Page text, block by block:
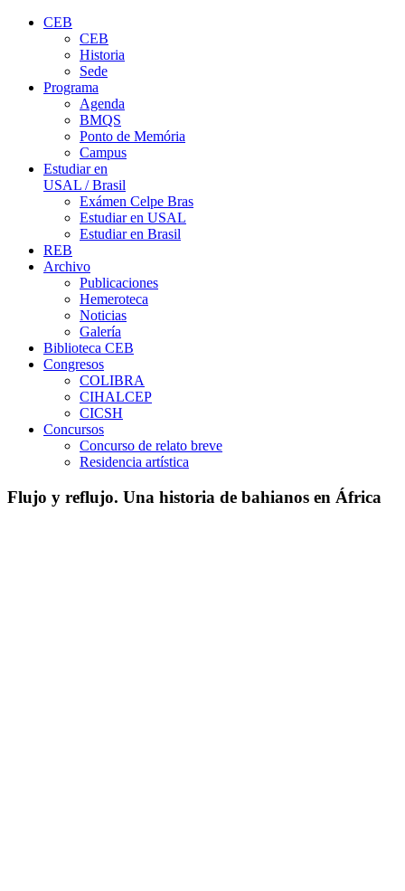
CEB
CEB
Historia
Sede
Programa
Agenda
BMQS
Ponto de Memória
Campus
Estudiar en
USAL / Brasil
Exámen Celpe Bras
Estudiar en USAL
Estudiar en Brasil
REB
Archivo
Publicaciones
Hemeroteca
Noticias
Galería
Biblioteca CEB
Congresos
COLIBRA
CIHALCEP
CICSH
Concursos
Concurso de relato breve
Residencia artística
Flujo y reflujo. Una historia de bahianos en África